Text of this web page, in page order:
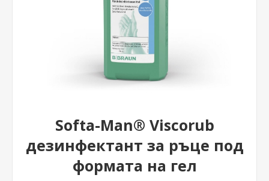
Softa-Man® Viscorub
дезинфектант за ръце под
формата на гел